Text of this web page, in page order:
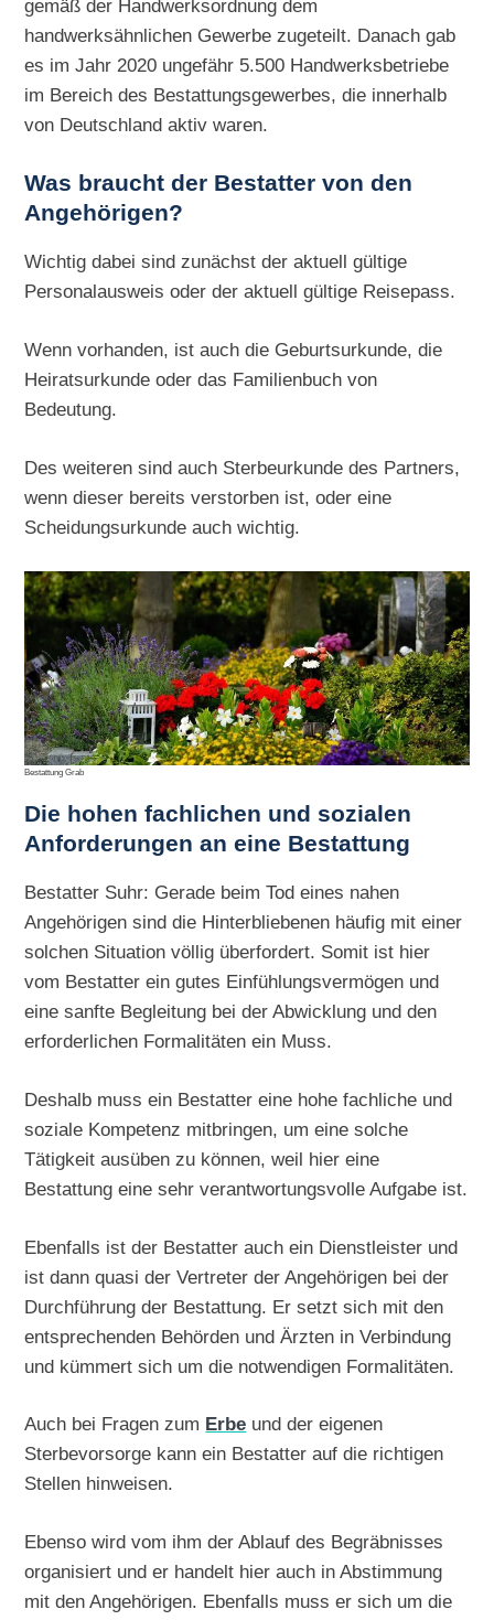
gemäß der Handwerksordnung dem
handwerksähnlichen Gewerbe zugeteilt. Danach gab
es im Jahr 2020 ungefähr 5.500 Handwerksbetriebe
im Bereich des Bestattungsgewerbes, die innerhalb
von Deutschland aktiv waren.
Was braucht der Bestatter von den
Angehörigen?
Wichtig dabei sind zunächst der aktuell gültige
Personalausweis oder der aktuell gültige Reisepass.
Wenn vorhanden, ist auch die Geburtsurkunde, die
Heiratsurkunde oder das Familienbuch von
Bedeutung.
Des weiteren sind auch Sterbeurkunde des Partners,
wenn dieser bereits verstorben ist, oder eine
Scheidungsurkunde auch wichtig.
Bestattung Grab
Die hohenfachlichen und sozialen
Anforderungen an eine Bestattung
Bestatter Suhr: Gerade beim Tod eines nahen
Angehörigen sind die Hinterbliebenen häufig mit einer
solchen Situation völlig überfordert. Somit ist hier
vom Bestatter ein gutes Einfühlungsvermögen und
eine sanfte Begleitung bei der Abwicklung und den
erforderlichen Formalitäten ein Muss.
Deshalb muss ein Bestatter eine hohe fachliche und
soziale Kompetenz mitbringen, um eine solche
Tätigkeit ausüben zu können, weil hier eine
Bestattung eine sehr verantwortungsvolle Aufgabe ist.
Ebenfalls ist der Bestatter auch ein Dienstleister und
ist dann quasi der Vertreter der Angehörigen bei der
Durchführung der Bestattung. Er setzt sich mit den
entsprechenden Behörden und Ärzten in Verbindung
und kümmert sich um die notwendigen Formalitäten.
Auch bei Fragen zum Erbe und der eigenen
Sterbevorsorge kann ein Bestatter auf die richtigen
Stellen hinweisen.
Ebenso wird vom ihm der Ablauf des Begräbnisses
organisiert und er handelt hier auch in Abstimmung
mit den Angehörigen. Ebenfalls muss er sich um die